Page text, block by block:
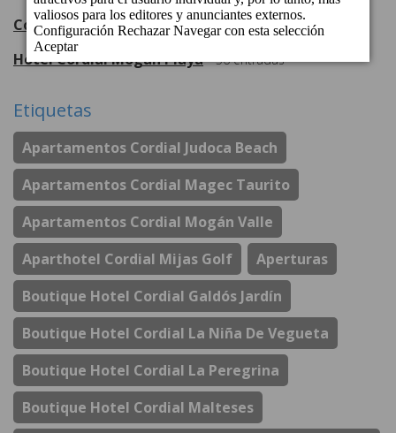
Cordial Hotels & Resorts 108 entradas
Hotel Cordial Mogán Playa 56 entradas
Etiquetas
Apartamentos Cordial Judoca Beach
Apartamentos Cordial Magec Taurito
Apartamentos Cordial Mogán Valle
Aparthotel Cordial Mijas Golf
Aperturas
Boutique Hotel Cordial Galdós Jardín
Boutique Hotel Cordial La Niña De Vegueta
Boutique Hotel Cordial La Peregrina
Boutique Hotel Cordial Malteses